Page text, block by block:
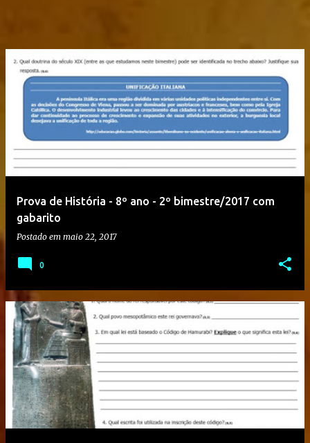
Prova de História - 8º ano - 2º bimestre/2017 com
gabarito
Postado em maio 22, 2017
0